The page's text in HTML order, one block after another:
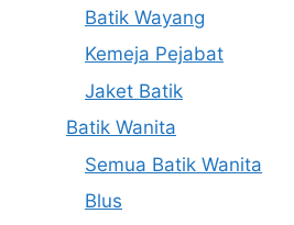
Batik Wayang
Kemeja Pejabat
Jaket Batik
Batik Wanita
Semua Batik Wanita
Blus